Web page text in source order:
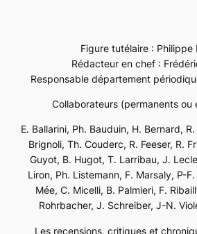
Figure tutélaire : Philippe
Rédacteur en chef :
Responsable département
Collaborateurs (permanents ou
E. Ballarini, Ph. Bauduin, H. Bernard,
Brignoli, Th. Couderc, R. Feeser, R.
Guyot, B. Hugot, T. Larribau, J.
Liron, Ph. Listemann, F. Marsaly, P-
Mée, C. Micelli, B. Palmieri, F.
Rohrbacher, J. Schreiber, J-N.
Les recensions, critiques et